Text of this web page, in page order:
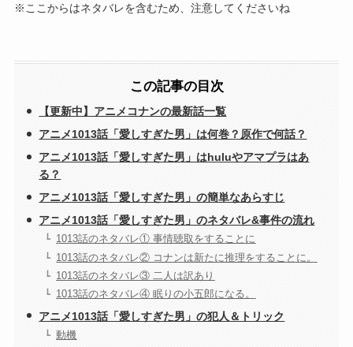
※ここからはネタバレを含むため、注意してくださいね
この記事の目次
【更新中】アニメコナンの最新話一覧
アニメ1013話「愛しすぎた男」は何巻？原作で何話？
アニメ1013話「愛しすぎた男」はhuluやアマプラはあ
る？
アニメ1013話「愛しすぎた男」の簡単なあらすじ
アニメ1013話「愛しすぎた男」のネタバレ&事件の流れ
1013話のネタバレ① 事情聴取をすることに
1013話のネタバレ② コナンは新たに推理をすることに。
1013話のネタバレ③ 二人は訳あり
1013話のネタバレ④ 眠りの小五郎になる。
アニメ1013話「愛しすぎた男」の犯人＆トリック
動機